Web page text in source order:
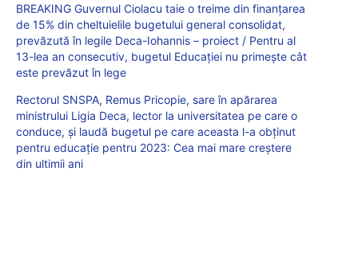
BREAKING Guvernul Ciolacu taie o treime din finanțarea
de 15% din cheltuielile bugetului general consolidat,
prevăzută în legile Deca-Iohannis – proiect / Pentru al
13-lea an consecutiv, bugetul Educației nu primește cât
este prevăzut în lege
Rectorul SNSPA, Remus Pricopie, sare în apărarea
ministrului Ligia Deca, lector la universitatea pe care o
conduce, și laudă bugetul pe care aceasta l-a obținut
pentru educație pentru 2023: Cea mai mare creștere
din ultimii ani